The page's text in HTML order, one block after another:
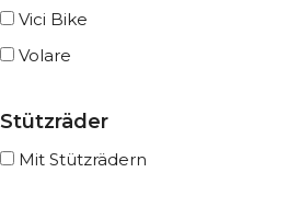
Vici Bike
Volare
Stützräder
Mit Stützrädern